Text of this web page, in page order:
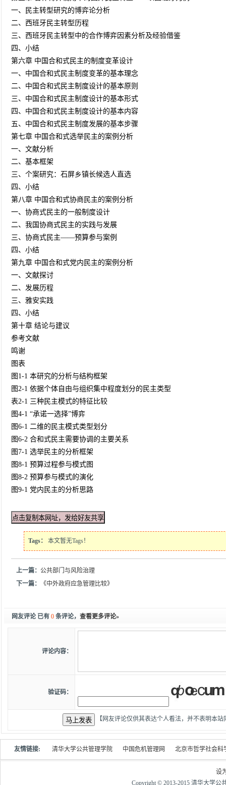
一、民主转型研究的博弈论分析
二、西班牙民主转型历程
三、西班牙民主转型中的合作博弈因素分析及经验借鉴
四、小结
第六章 中国合和式民主的制度变革设计
一、中国合和式民主制度变革的基本理念
二、中国合和式民主制度设计的基本原则
三、中国合和式民主制度设计的基本形式
四、中国合和式民主制度设计的基本内容
五、中国合和式民主制度发展的基本步骤
第七章 中国合和式选举民主的案例分析
一、文献分析
二、基本框架
三、个案研究：石屏乡镇长候选人直选
四、小结
第八章 中国合和式协商民主的案例分析
一、协商式民主的一般制度设计
二、我国协商式民主的实践与发展
三、协商式民主——预算参与案例
四、小结
第九章 中国合和式党内民主的案例分析
一、文献探讨
二、发展历程
三、雅安实践
四、小结
第十章 结论与建议
参考文献
鸣谢
图表
图1-1 本研究的分析与结构框架
图2-1 依据个体自由与组织集中程度划分的民主类型
表2-1 三种民主模式的特征比较
图4-1 “承诺一选择”博弈
图6-1 二维的民主模式类型划分
图6-2 合和式民主需要协调的主要关系
图7-1 选举民主的分析框架
图8-1 预算过程参与模式图
图8-2 预算参与模式的演化
图9-1 党内民主的分析思路
Tags： 本文暂无Tags！
上一篇：公共部门与风险治理
下一篇：
《中外政府应急管理比较》
网友评论 已有 0 条评论， 查看更多评论»
评论内容：
验证码：
【网友评论仅供其表达个人看法，并不表明本
友情链接: 清华大学公共管理学院 中国危机管理网 北京市哲学社会科
设
Copyright © 2013-2015 清华大学公